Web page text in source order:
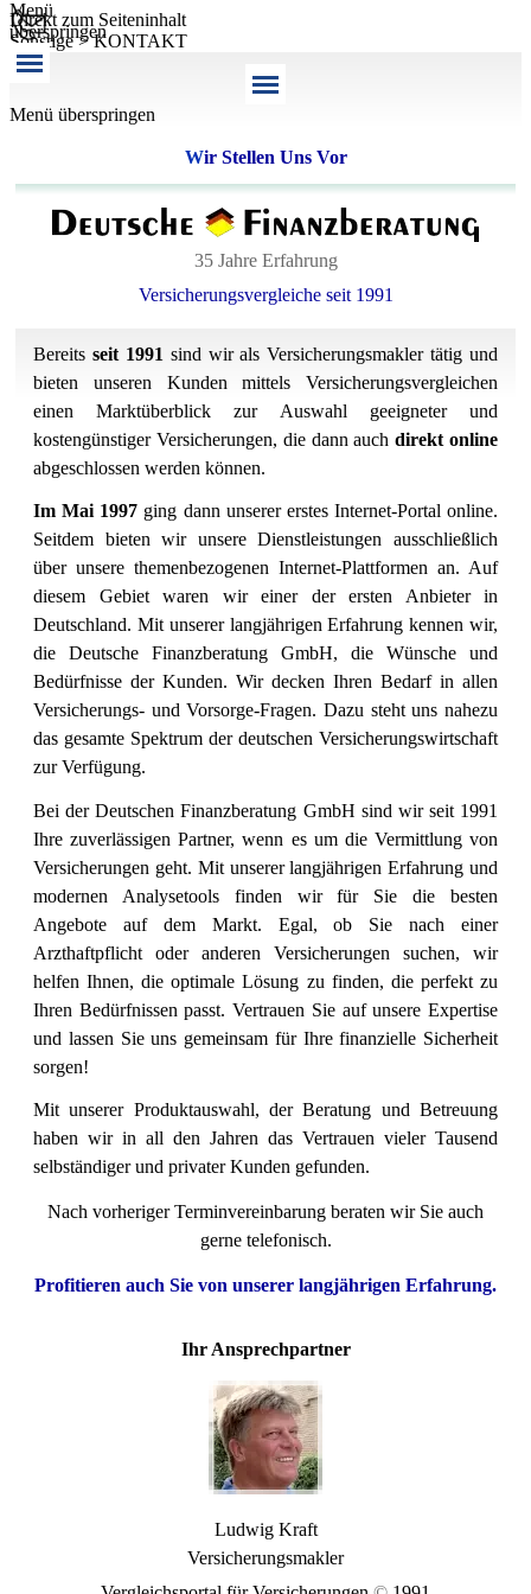
Direkt zum Seiteninhalt
Menü
überspringen
Sonstige > KONTAKT
Menü überspringen
Wir Stellen Uns Vor
35 Jahre Erfahrung
Versicherungsvergleiche seit 1991
Bereits seit 1991 sind wir als Versicherungsmakler tätig und
bieten unseren Kunden mittels Versicherungsvergleichen
einen Marktüberblick zur Auswahl geeigneter und
kostengünstiger Versicherungen, die dann auchdirekt online
abgeschlossen werden können.
Im Mai 1997 ging dann unserer erstes Internet-Portal online.
Seitdem bieten wir unsere Dienstleistungen ausschließlich
über unsere themenbezogenen Internet-Plattformen an. Auf
diesem Gebiet waren wir einer der ersten Anbieter in
Deutschland. Mit unserer langjährigen Erfahrung kennen wir,
die Deutsche Finanzberatung GmbH, die Wünsche und
Bedürfnisse der Kunden. Wir decken Ihren Bedarf in allen
Versicherungs- und Vorsorge-Fragen. Dazu steht uns nahezu
das gesamte Spektrum der deutschen Versicherungswirtschaft
zur Verfügung.
Bei der Deutschen Finanzberatung GmbH sind wir seit 1991
Ihre zuverlässigen Partner, wenn es um die Vermittlung von
Versicherungen geht. Mit unserer langjährigen Erfahrung und
modernen Analysetools finden wir für Sie die besten
Angebote auf dem Markt. Egal, ob Sie nach einer
Arzthaftpflicht oder anderen Versicherungen suchen, wir
helfen Ihnen, die optimale Lösung zu finden, die perfekt zu
Ihren Bedürfnissen passt. Vertrauen Sie auf unsere Expertise
und lassen Sie uns gemeinsam für Ihre finanzielle Sicherheit
sorgen!
Mit unserer Produktauswahl, der Beratung und Betreuung
haben wir in all den Jahren das Vertrauen vieler Tausend
selbständiger und privater Kunden gefunden.
Nach vorherigerTerminvereinbarung beraten wir Sie auch
gerne telefonisch.
Profitieren auch Sie von unserer langjährigen Erfahrung.
Ihr Ansprechpartner
Ludwig Kraft
Versicherungsmakler